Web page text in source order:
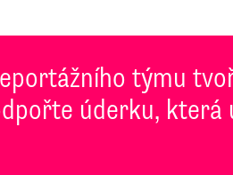
týmu
úderku, která